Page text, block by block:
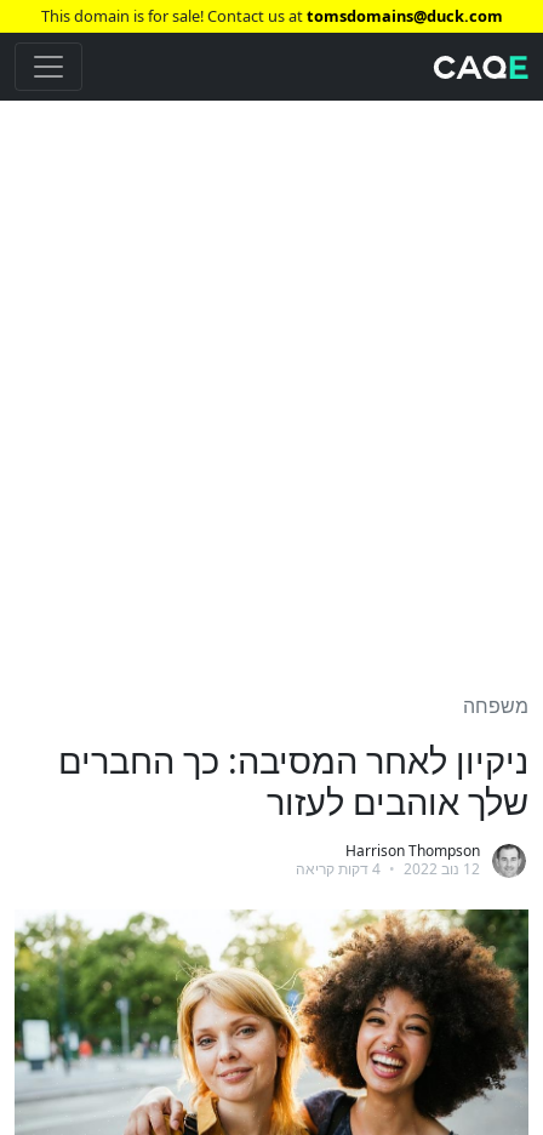
This domain is for sale! Contact us attomsdomains@duck.com
משפחה
ניקיון לאחר המסיבה: כך החברים
שלך אוהבים לעזור
Harrison Thompson
12 נוב 2022
•